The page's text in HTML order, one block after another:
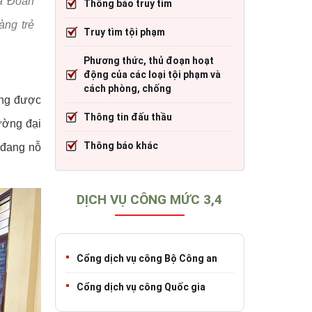
thông
Trang TTĐT Cục CSGT đường bộ
Trang TTĐT Sở Giao thông vận tải tỉnh
Trang TTĐT Cục Đăng kiểm Việt Nam
Thông tin đấu thầu
Thông báo khác
trẻ
được
đại
nỗ
Thông báo truy tìm
Truy tìm tội phạm
Phương thức, thủ đoạn hoạt
động của các loại tội phạm và
cách phòng, chống
Thông tin đấu thầu
Thông báo khác
DỊCH VỤ CÔNG MỨC 3,4
Cổng dịch vụ công Bộ Công an
Cổng dịch vụ công Quốc gia